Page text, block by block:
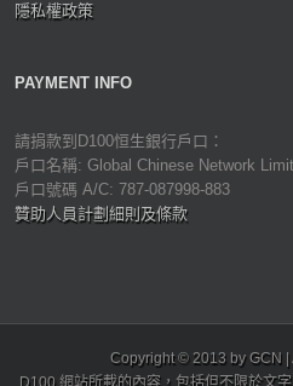
隱私權政策
PAYMENT INFO
請捐款到D100恒生銀行戶口：
戶口名稱: Global Chinese Network
戶口號碼 A/C: 787-087998-883
贊助人員計劃細則及條款
Copyright © 2013 by GCN
D100 網站所載的內容，包括但不限於文